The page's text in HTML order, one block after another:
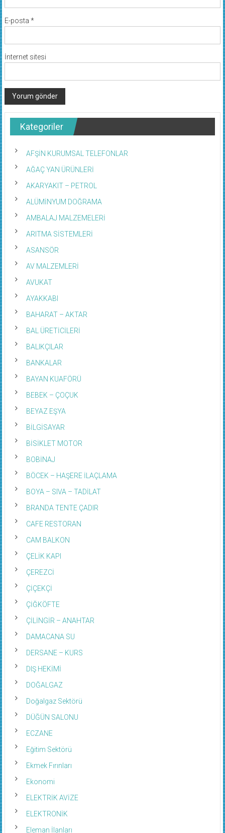
E-posta *
İnternet sitesi
Kategoriler
AFŞİN KURUMSAL TELEFONLAR
AĞAÇ YAN ÜRÜNLERİ
AKARYAKIT – PETROL
ALÜMİNYUM DOĞRAMA
AMBALAJ MALZEMELERİ
ARITMA SİSTEMLERİ
ASANSÖR
AV MALZEMLERİ
AVUKAT
AYAKKABI
BAHARAT – AKTAR
BAL ÜRETİCİLERİ
BALIKÇILAR
BANKALAR
BAYAN KUAFÖRÜ
BEBEK – ÇOÇUK
BEYAZ EŞYA
BİLGİSAYAR
BİSİKLET MOTOR
BOBİNAJ
BÖCEK – HAŞERE İLAÇLAMA
BOYA – SIVA – TADİLAT
BRANDA TENTE ÇADIR
CAFE RESTORAN
CAM BALKON
ÇELİK KAPI
ÇEREZCİ
ÇİÇEKÇİ
ÇİĞKÖFTE
ÇİLİNGİR – ANAHTAR
DAMACANA SU
DERSANE – KURS
DIŞ HEKİMİ
DOĞALGAZ
Doğalgaz Sektörü
DÜĞÜN SALONU
ECZANE
Eğitim Sektörü
Ekmek Fırınları
Ekonomi
ELEKTRİK AVİZE
ELEKTRONİK
Eleman İlanları